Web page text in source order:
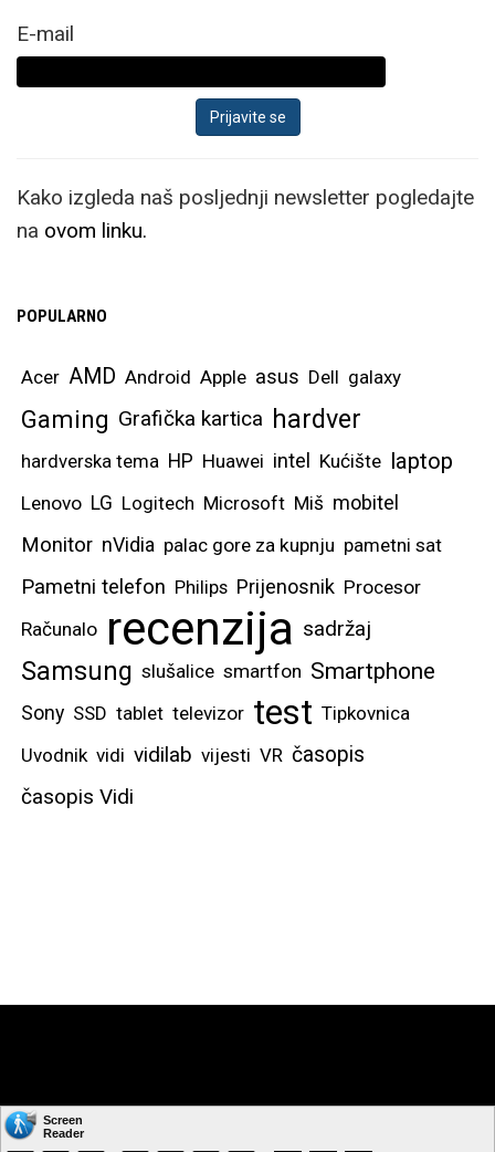
E-mail
Kako izgleda naš posljednji newsletter pogledajte
na ovom linku.
POPULARNO
Acer AMD Android Apple asus Dell galaxy
Gaming Grafička kartica hardver
hardverska tema HP Huawei intel Kućište laptop
Lenovo LG Logitech Microsoft Miš mobitel
Monitor nVidia palac gore za kupnju pametni sat
Pametni telefon Philips Prijenosnik Procesor
Računalo recenzija sadržaj
Samsung slušalice smartfon Smartphone
Sony SSD tablet televizor test Tipkovnica
Uvodnik vidi vidilab vijesti VR časopis
časopis Vidi